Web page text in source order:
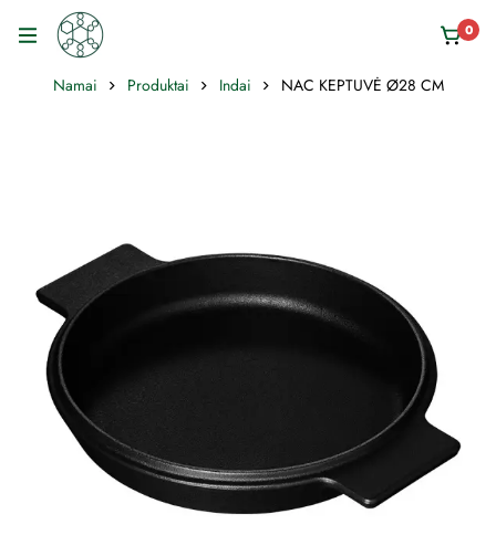
0
Namai Produktai Indai NAC KEPTUVĖ Ø28 CM